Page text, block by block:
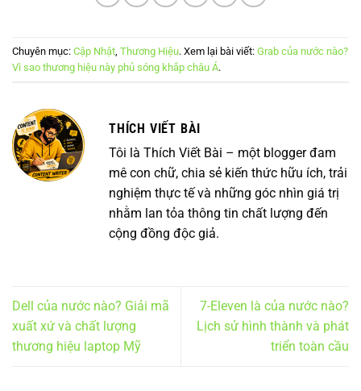
Chuyên mục: Cập Nhật Thương Hiệu. Xem lại bài viết: Grab của nước nào?
Vì sao thương hiệu này phủ sóng khắp châu Á.
THÍCH VIẾT BÀI
Tôi là Thích Viết Bài – một blogger đam
mê con chữ, chia sẻ kiến thức hữu ích, trải
nghiệm thực tế và những góc nhìn giá trị
nhằm lan tỏa thông tin chất lượng đến
cộng đồng độc giả.
Dell của nước nào? Giải mã
xuất xứ và chất lượng
thương hiệu laptop Mỹ
7-Eleven là của nước nào?
Lịch sử hình thành và phát
triển toàn cầu